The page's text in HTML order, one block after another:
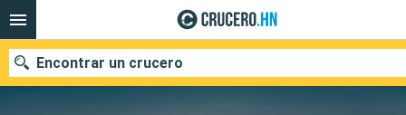
Encontrar un crucero